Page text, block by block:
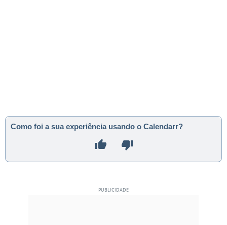
Como foi a sua experiência usando o Calendarr?